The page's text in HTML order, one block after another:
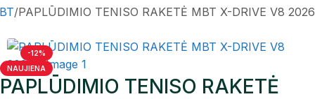
PAPLŪDIMIO TENISO RAKETĖ MBT X-DRIVE V8 2026
-12%
NAUJIENA
PAPLŪDIMIO TENISO RAKETĖ